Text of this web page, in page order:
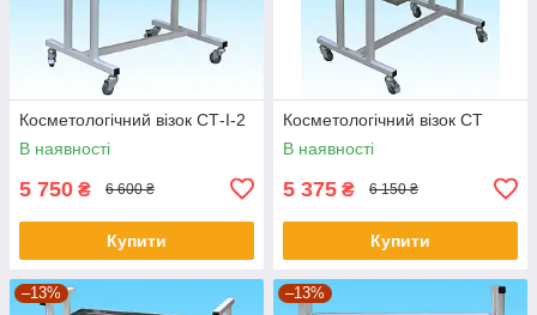
Косметологічний візок СТ-I-2
В наявності
5 750 ₴ 6 600 ₴
Купити
Косметологічний візок СТ
В наявності
5 375 ₴ 6 150 ₴
Купити
–13% –13%